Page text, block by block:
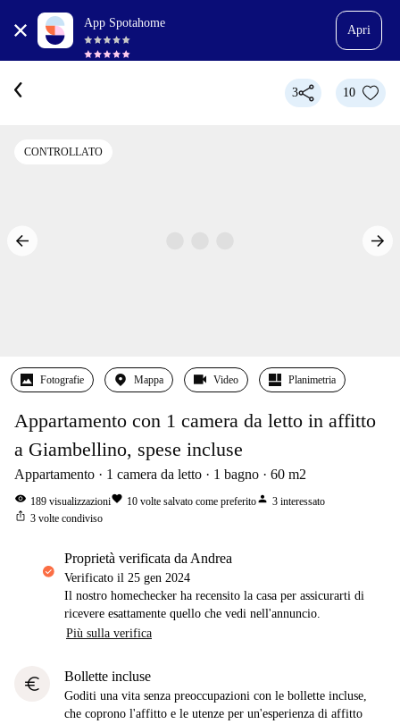
App Spotahome
Apri
3 10
CONTROLLATO
Fotografie Mappa Video Planimetria
Appartamento con 1 camera da letto in affitto
a Giambellino, spese incluse
Appartamento 1 camera da letto 1 bagno 60 m2
visibility 189 visualizzazionifavorite 10 volte salvato come preferitoperson 3 interessato
ios_share 3 volte condiviso
proprietà verificata da Andrea
Verificato il 25 gen 2024
Il nostro homechecker ha recensito la casa per assicurarti di
ricevere esattamente quello che vedi nell'annuncio.
Più sulla verifica
euro Bollette incluse
Goditi una vita senza preoccupazioni con le bollette incluse,
che coprono l'affitto e le utenze per un'esperienza di affitto